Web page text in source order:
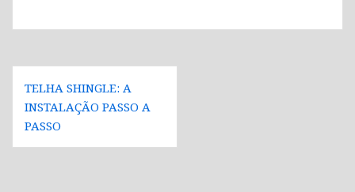
Navegação
de
Post
TELHA SHINGLE: A
INSTALAÇÃO PASSO A
PASSO